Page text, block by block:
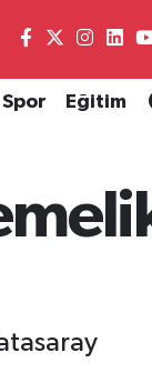
Spor Eğitim